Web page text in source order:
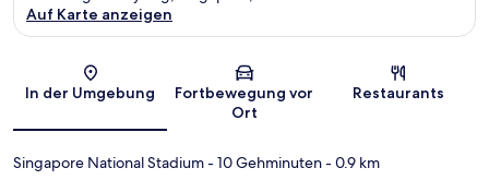
Karte
Auf Karte anzeigen
In der Umgebung
Fortbewegung vor
Ort
Restaurants
Singapore National Stadium- 10 Gehminuten- 0.9 km